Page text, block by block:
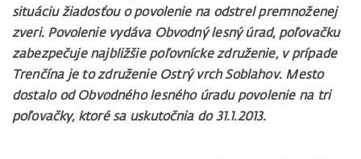
situáciu žiadosťou o povolenie na odstrel premnoženej
zveri. Povolenie vydáva Obvodný lesný úrad, poľovačku
zabezpečuje najbližšie poľovnícke združenie, v prípade
Trenčína je to združenie Ostrý vrch Soblahov. Mesto
dostalo od Obvodného lesného úradu povolenie na tri
poľovačky, ktoré sa uskutočnia do 31.1.2013.